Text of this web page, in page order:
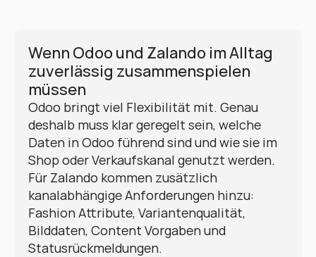
Wenn Odoo und Zalando im Alltag
zuverlässig zusammenspielen
müssen
Odoo bringt viel Flexibilität mit. Genau
deshalb muss klar geregelt sein, welche
Daten in Odoo führend sind und wie sie im
Shop oder Verkaufskanal genutzt werden.
Für Zalando kommen zusätzlich
kanalabhängige Anforderungen hinzu:
Fashion Attribute, Variantenqualität,
Bilddaten, Content Vorgaben und
Statusrückmeldungen.